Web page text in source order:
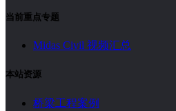
当前重点专题
Midas Civil 视频汇总
本站资源
桥梁工程案例